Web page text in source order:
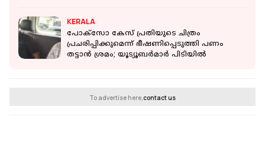
KERALA
പോക്‌സോ കേസ് പ്രതിയുടെ ചിത്രം
പ്രചരിപ്പിക്കുമെന്ന് ഭീഷണിപ്പെടുത്തി പണം
തട്ടാൻ ശ്രമം; യൂട്യൂബർമാർ പിടിയിൽ
To advertise here,contact us